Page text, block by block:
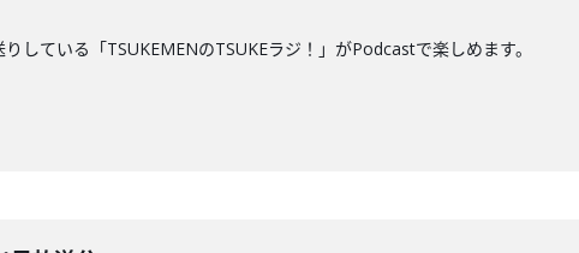
している「TSUKEMENのTSUKEラジ！」がPodcastで楽しめます。